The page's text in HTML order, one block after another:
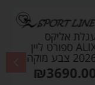
אליקס
ALIX ספורט ליין
צבע מוקה
₪3690.00